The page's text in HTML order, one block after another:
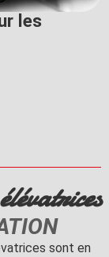
les
sont en